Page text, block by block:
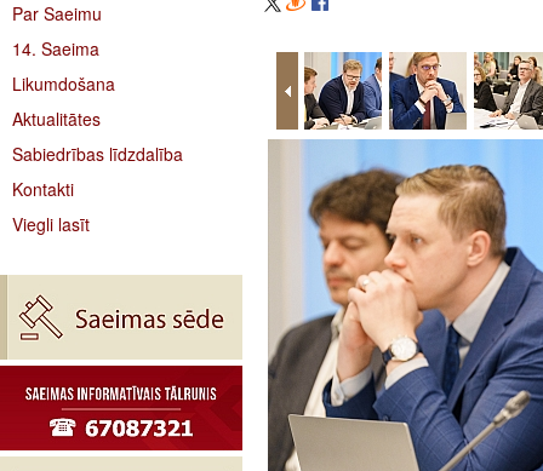
Par Saeimu
14. Saeima
Likumdošana
Aktualitātes
Sabiedrības līdzdalība
Kontakti
Viegli lasīt